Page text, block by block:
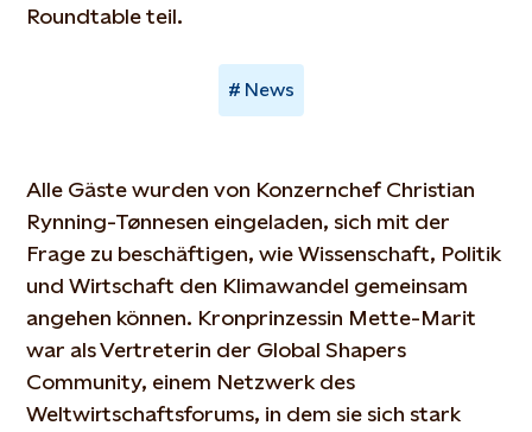
Roundtable teil.
News
Alle Gäste wurden von Konzernchef Christian
Rynning-Tønnesen eingeladen, sich mit der
Frage zu beschäftigen, wie Wissenschaft, Politik
und Wirtschaft den Klimawandel gemeinsam
angehen können. Kronprinzessin Mette-Marit
war als Vertreterin der Global Shapers
Community, einem Netzwerk des
Weltwirtschaftsforums, in dem sie sich stark